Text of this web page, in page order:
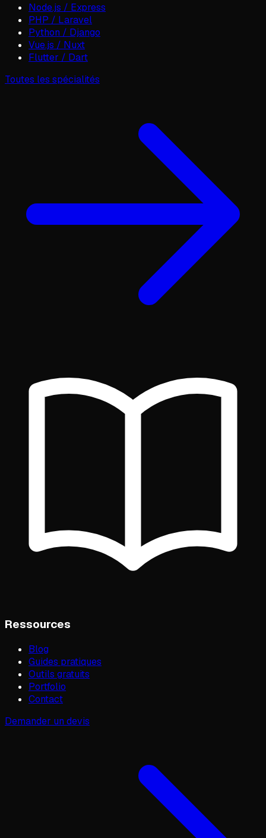
Node.js / Express
PHP / Laravel
Python / Django
Vue.js / Nuxt
Flutter / Dart
Toutes les spécialités
Ressources
Blog
Guides pratiques
Outils gratuits
Portfolio
Contact
Demander un devis